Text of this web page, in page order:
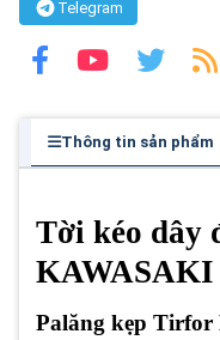
Telegram
Thông tin sản phẩm
Tời kéo dây
KAWASAKI
Palăng kẹp